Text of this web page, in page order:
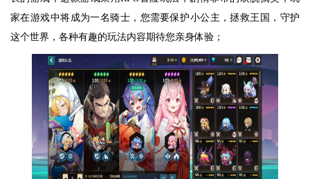
家在游戏中将成为一名骑士，您需要保护小公主，拯救王国，守护
这个世界，各种有趣的玩法内容期待您亲身体验；